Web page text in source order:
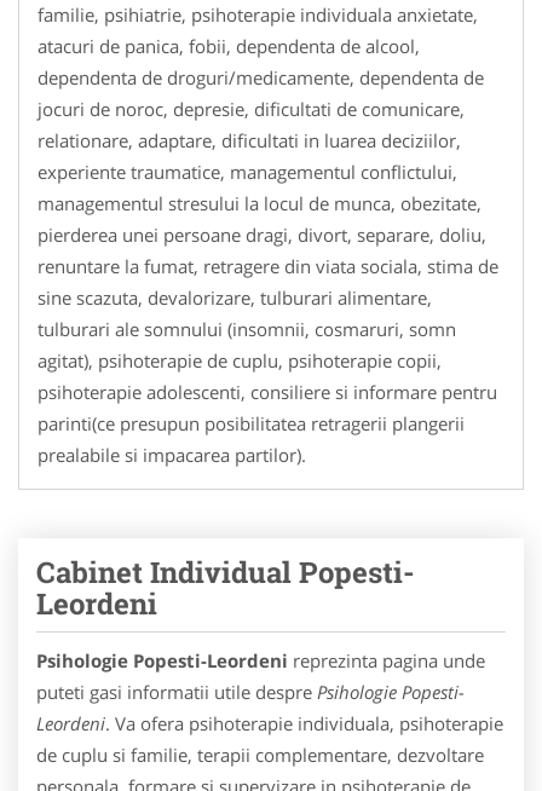
familie, psihiatrie, psihoterapie individuala anxietate,
atacuri de panica, fobii, dependenta de alcool,
dependenta de droguri/medicamente, dependenta de
jocuri de noroc, depresie, dificultati de comunicare,
relationare, adaptare, dificultati in luarea deciziilor,
experiente traumatice, managementul conflictului,
managementul stresului la locul de munca, obezitate,
pierderea unei persoane dragi, divort, separare, doliu,
renuntare la fumat, retragere din viata sociala, stima de
sine scazuta, devalorizare, tulburari alimentare,
tulburari ale somnului (insomnii, cosmaruri, somn
agitat), psihoterapie de cuplu, psihoterapie copii,
psihoterapie adolescenti, consiliere si informare pentru
parinti(ce presupun posibilitatea retragerii plangerii
prealabile si impacarea partilor).
Cabinet Individual Popesti-
Leordeni
Psihologie Popesti-Leordeni reprezinta pagina unde
puteti gasi informatii utile despre Psihologie Popesti-
Leordeni. Va ofera psihoterapie individuala, psihoterapie
de cuplu si familie, terapii complementare, dezvoltare
personala, formare si supervizare in psihoterapie de